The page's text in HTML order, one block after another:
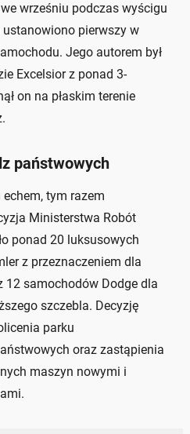
wrześniu podczas wyścigu
pierwszy w
Jego autorem był
Excelsior z ponad 3-
on na płaskim terenie
państwowych
tym razem
Ministerstwa Robót
ponad 20 luksusowych
z przeznaczeniem dla
12 samochodów Dodge dla
szczebla. Decyzję
parku
oraz zastąpienia
maszyn nowymi i